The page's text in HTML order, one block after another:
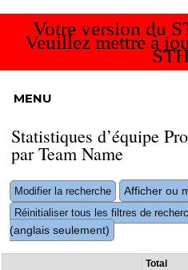
Votre version du
Veuillez mettre à
MENU
Statistiques d’équipe
par Team Name
Modifier la recherche Afficher ou
Réinitialiser tous les filtres de
(anglais seulement)
Total